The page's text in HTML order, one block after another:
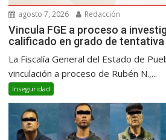
agosto 7, 2026 Redacción
Vincula FGE a proceso a
calificado en grado de tentativa
La Fiscalía General del Estado de
vinculación a proceso de Rubén N.,...
Inseguridad